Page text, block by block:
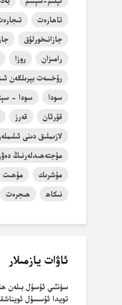
تاھارەت
جازانىخورلۇق
رامىزان
روزا
رۇخسەت بېرىلگەن
سودا
سودا -
قۇرئان
قەرز
لازىملىق دىنى ئىلىملەر
مۇجتەھىدلەرنىڭ
مۇشرىك
مۇھىت
نىكاھ
ھىجرەت
ئاۋات يازمىلار
سۈنئىي ئۇسۇل بىلەن
تويدا ئۇسسۇل